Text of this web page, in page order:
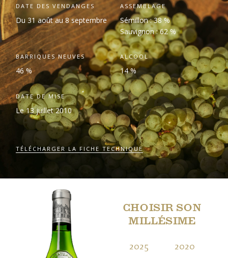
DATE DES VENDANGES
Du 31 août au 8 septembre
ASSEMBLAGE
Sémillon : 38 %
Sauvignon : 62 %
BARRIQUES NEUVES
46 %
ALCOOL
14 %
DATE DE MISE
Le 13 juillet 2010
TÉLÉCHARGER LA FICHE TECHNIQUE
CHOISIR SON
MILLÉSIME
2025 2020